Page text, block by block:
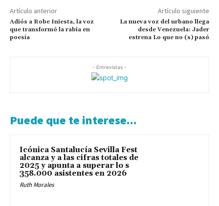
Artículo anterior
Adiós a Robe Iniesta, la voz
que transformó la rabia en
poesía
Artículo siguiente
La nueva voz del urbano llega
desde Venezuela: Jader
estrena Lo que no (s) pasó
- Entrevistas -
Puede que te interese...
Icónica Santalucía Sevilla Fest
alcanza y a las cifras totales de
2025 y apunta a superar lo s
358.000 asistentes en 2026
Ruth Morales